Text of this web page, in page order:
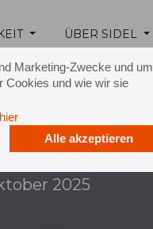
Marketing-Zwecke und um
Cookies und wie wir sie
hier
Alle akzeptieren
ÜBER SIDEL
2025